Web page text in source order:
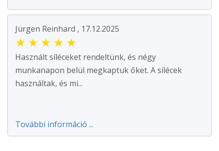
Jürgen Reinhard , 17.12.2025
★ ★ ★ ★ ★
Használt síléceket rendeltünk, és négy
munkanapon belül megkaptuk őket. A sílécek
használtak, és mi...
További információ ...